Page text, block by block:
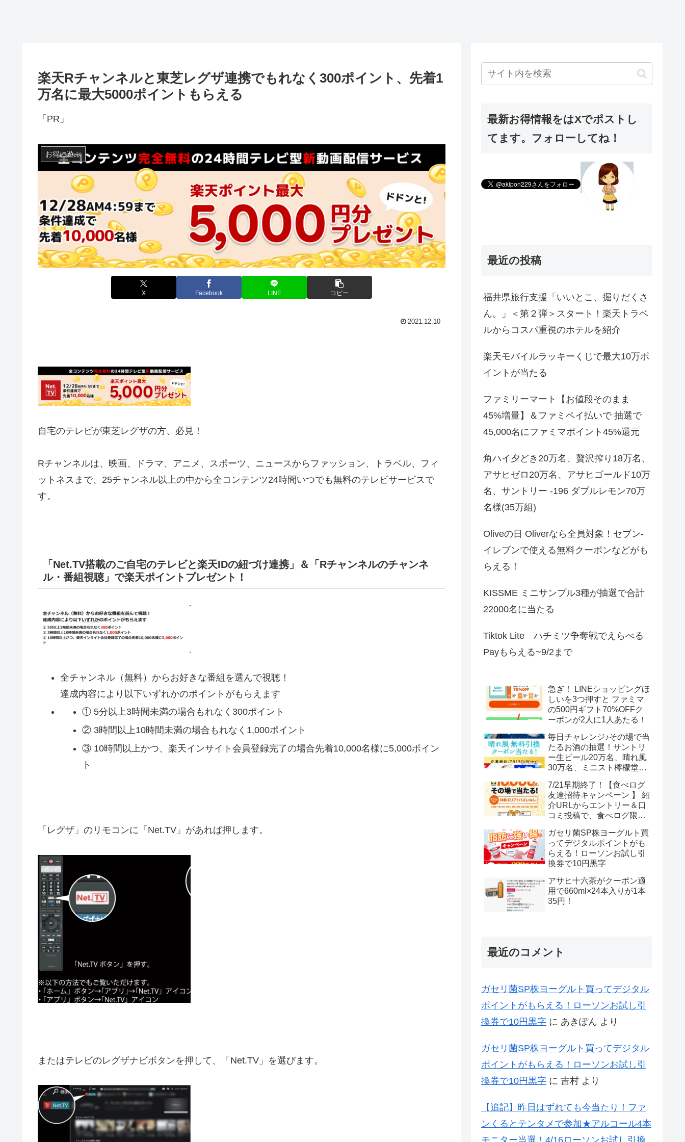
楽天Rチャンネルと東芝レグザ連携でもれなく300ポイント、先着1
万名に最大5000ポイントもらえる
「PR」
お得に遊ぶ
X Facebook LINE コピー
2021.12.10
自宅のテレビが東芝レグザの方、必見！
Rチャンネルは、映画、ドラマ、アニメ、スポーツ、ニュースからファッション、トラベル、フィ
ットネスまで、25チャンネル以上の中から全コンテンツ24時間いつでも無料のテレビサービスで
す。
「Net.TV搭載のご自宅のテレビと楽天IDの紐づけ連携」＆「Rチャンネルのチャンネ
ル・番組視聴」で楽天ポイントプレゼント！
全チャンネル（無料）からお好きな番組を選んで視聴！
達成内容により以下いずれかのポイントがもらえます
① 5分以上3時間未満の場合もれなく 300ポイント
② 3時間以上10時間未満の場合もれなく 1,000ポイント
③ 10時間以上かつ、楽天インサイト会員登録完了の場合先着10,000名様に5,000ポイン
ト
「レグザ」のリモコンに「Net.TV」があれば押します。
またはテレビのレグザナビボタンを押して、「Net.TV」を選びます。
最新お得情報をはXでポストし
てます。フォローしてね！
最近の投稿
福井県旅行支援「いいとこ、掘りだくさ
ん。」＜第２弾＞スタート！楽天トラベ
ルからコスパ重視のホテルを紹介
楽天モバイルラッキーくじで最大10万ポ
イントが当たる
ファミリーマート【お値段そのまま
45%増量】＆ファミペイ払いで 抽選で
45,000名にファミマポイント45%還元
角ハイ夕どき20万名、贅沢搾り18万名、
アサヒゼロ20万名、アサヒゴールド10万
名、サントリー -196 ダブルレモン70万
名様(35万組)
Oliveの日 Oliverなら全員対象！セブン‐
イレブンで使える無料クーポンなどがも
らえる！
KISSME ミニサンプル3種が抽選で合計
22000名に当たる
Tiktok Lite ハチミツ争奪戦でえらべる
Payもらえる~9/2まで
急ぎ！ LINEショッピングほ
しいを3つ押すと ファミマ
の500円ギフト70%OFFク
ーポンが2人に1人あたる！
毎日チャレンジ♪その場で当
たるお酒の抽選！サントリ
ー生ビール20万名、晴れ風
30万名、ミニスト檸檬堂2
ボール12.3万名
7/21早期終了！【食べログ
友達招待キャンペーン 】 紹
介URLからエントリー＆口
コミ投稿で、食べログ限定
トがもらえる
ガセリ菌SP株ヨーグルト買
ってデジタルポイントがも
らえる！ローソンお試し引
換券で10円黒字
アサヒ十六茶がクーポン適
用で660ml×24本入りが1本
35円！
最近のコメント
ガセリ菌SP株ヨーグルト買ってデジタル
ポイントがもらえる！ローソンお試し引
換券で10円黒字 に あきぽん より
ガセリ菌SP株ヨーグルト買ってデジタル
ポイントがもらえる！ローソンお試し引
換券で10円黒字 に 吉村 より
【追記】昨日はずれても今当たり！ファ
ンくるとテンタメで参加★アルコール4本
モニター当選！4/16ローソンお試し引換